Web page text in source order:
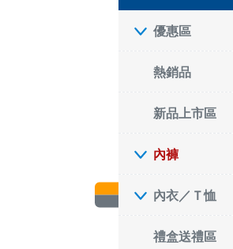
優惠區
熱銷品
新品上市區
內褲
內衣／Ｔ恤
禮盒送禮區